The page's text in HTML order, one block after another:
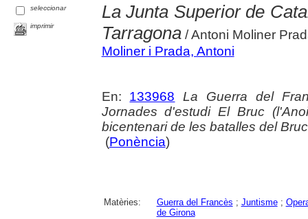
seleccionar
imprimir
La Junta Superior de
Tarragona/ Antoni Moliner
Moliner i Prada, Antoni
En: 133968
La Guerra del
Jornades d'estudi El Bruc
bicentenari de les batalles del Bruc
(Ponència)
Matèries: Guerra del Francès ; Juntisme;
de Girona